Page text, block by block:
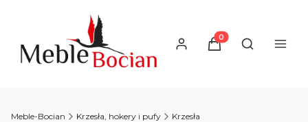
Produkty w
Otwórz
Meble-Bocian Krzesła, hokery i pufy Krzesła